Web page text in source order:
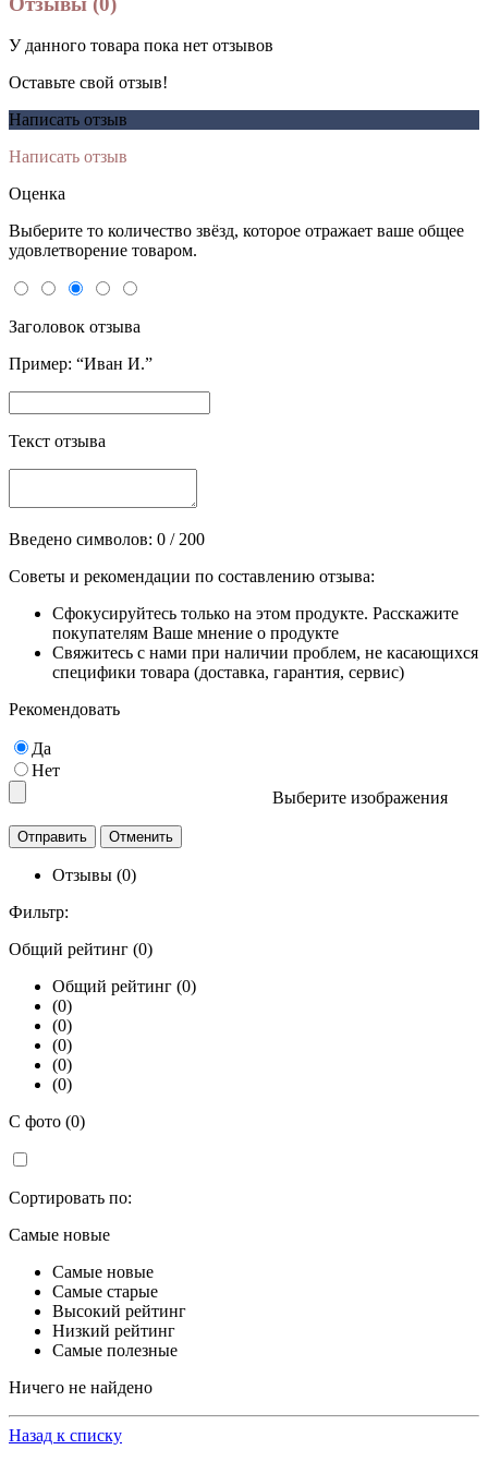
У данного товара пока нет отзывов
Оставьте свой отзыв!
Написать отзыв
Написать отзыв
Оценка
Выберите то количество звёзд, которое отражает ваше общее
удовлетворение товаром.
Заголовок отзыва
Пример: “Иван И.”
Текст отзыва
Введено символов: 0 / 200
Советы и рекомендации по составлению отзыва:
Сфокусируйтесь только на этом продукте. Расскажите
покупателям Ваше мнение о продукте
Свяжитесь с нами при наличии проблем, не касающихся
специфики товара (доставка, гарантия, сервис)
Рекомендовать
Да
Нет
Выберите изображения
Отзывы (0)
Фильтр:
Общий рейтинг (0)
Общий рейтинг (0)
(0)
(0)
(0)
(0)
(0)
С фото (0)
Сортировать по:
Самые новые
Самые новые
Самые старые
Высокий рейтинг
Низкий рейтинг
Самые полезные
Ничего не найдено
Назад к списку